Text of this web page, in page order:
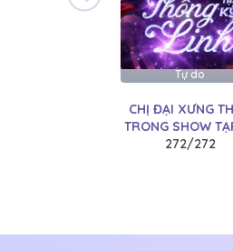
CHƯƠNG 15:
CHƯƠNG 14:
CHƯƠNG 13:
CHƯƠNG 12:
Tự do
CHỊ ĐẠI XƯNG
TRONG SHOW
THÔNG LINH
272/272